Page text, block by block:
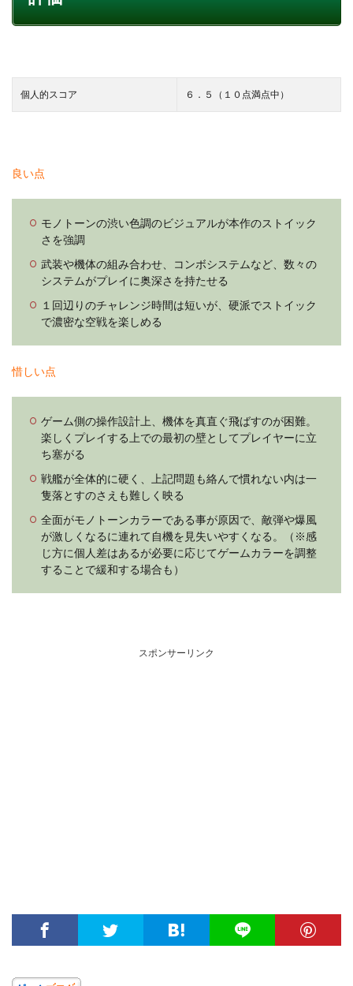
個人的スコア ６．５（１０点満点中）
良い点
モノトーンの渋い色調のビジュアルが本作のストイック
さを強調
武装や機体の組み合わせ、コンボシステムなど、数々の
システムがプレイに奥深さを持たせる
１回辺りのチャレンジ時間は短いが、硬派でストイック
で濃密な空戦を楽しめる
惜しい点
ゲーム側の操作設計上、機体を真直ぐ飛ばすのが困難。
楽しくプレイする上での最初の壁としてプレイヤーに立
ち塞がる
戦艦が全体的に硬く、上記問題も絡んで慣れない内は一
隻落とすのさえも難しく映る
全面がモノトーンカラーである事が原因で、敵弾や爆風
が激しくなるに連れて自機を見失いやすくなる。（※感
じ方に個人差はあるが必要に応じてゲームカラーを調整
することで緩和する場合も）
スポンサーリンク